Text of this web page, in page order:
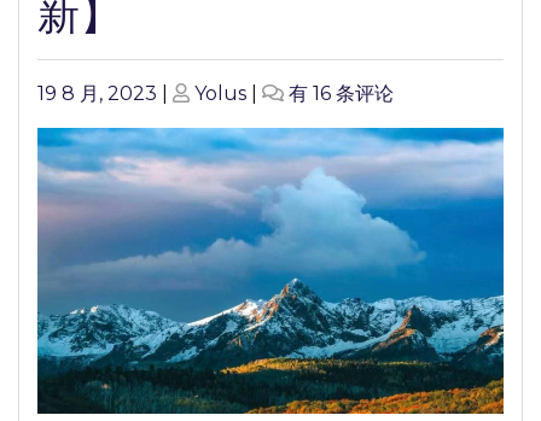
新】
Posted
19 8 月, 2023
Posted
Yolus
最
谱
的
Xrelay
件
app
平
替
使
用
有 16 条评论